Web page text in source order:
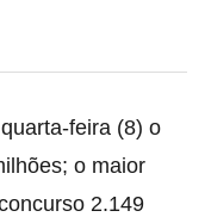
feira (8) o
o maior
2.149